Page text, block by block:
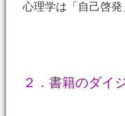
心理学は「自己啓発
２．書籍のダイ